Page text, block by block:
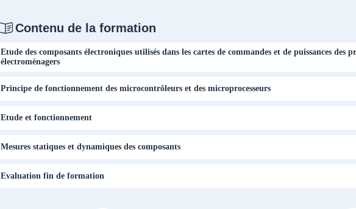
Contenu de la formation
Etude des composants électroniques utilisés dans les cartes de commandes et de puissances des
électroménagers
Principe de fonctionnement des microcontrôleurs et des microprocesseurs
Etude et fonctionnement
Mesures statiques et dynamiques des composants
Evaluation fin de formation